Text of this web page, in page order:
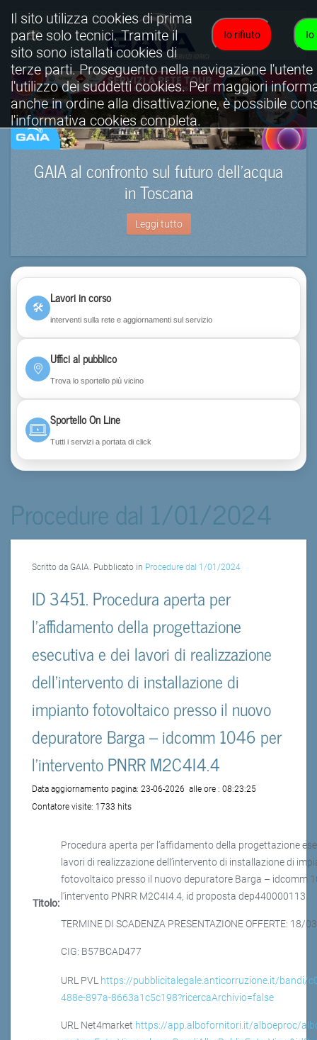
GAIA al confronto sul futuro dell’acqua
in Toscana
Leggi tutto
🛠
Lavori in corso
interventi sulla rete e aggiornamenti sul servizio
Uffici al pubblico
Trova lo sportello più vicino
Sportello On Line
Tutti i servizi a portata di click
Procedure dal 1/01/2024
Scritto da GAIA. Pubblicato in Procedure dal 1/01/2024
ID 3451. Procedura aperta per
l’affidamento della progettazione
esecutiva e dei lavori di realizzazione
dell’intervento di installazione di
impianto fotovoltaico presso il nuovo
depuratore Barga – idcomm 1046 per
l’intervento PNRR M2C4I4.4
Data aggiornamento pagina: 23-06-2026 alle ore : 08:23:25
Contatore visite: 1733 hits
Titolo:
Procedura aperta per l’affidamento della progettazione
lavori di realizzazione dell’intervento di installazione di
fotovoltaico presso il nuovo depuratore Barga – idcomm
l’intervento PNRR M2C4I4.4, id proposta dep440000113.
TERMINE DI SCADENZA PRESENTAZIONE OFFERTE: 18/
CIG: B57BCAD477
URL PVL
https://pubblicitalegale.anticorruzione.it/bandi/
488e-897a-8663a1c5c198?ricercaArchivio=false
URL Net4market https://app.albofornitori.it/alboeproc/
Io
Io rifiuto
Il sito utilizza cookies di prima
parte solo tecnici. Tramite il
sito sono istallati cookies di
terze parti. Proseguento nella navigazione
l'utilizzo dei suddetti cookies. Per maggiori
anche in ordine alla disattivazione, è possibile
l'informativa cookies completa.
Visualizza informativa completa.